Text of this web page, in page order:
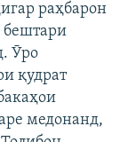
раҳбарон
бештари
Ӯро
қудрат
медонанд,